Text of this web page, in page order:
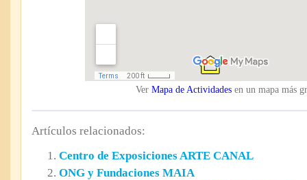
Ver Mapa de Actividades en un mapa más
Artículos relacionados:
Centro de Exposiciones ARTE CANAL
ONG y Fundaciones MAIA